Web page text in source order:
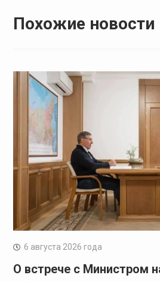
Похожие новости
6 августа 2026 года
О встрече с Министром